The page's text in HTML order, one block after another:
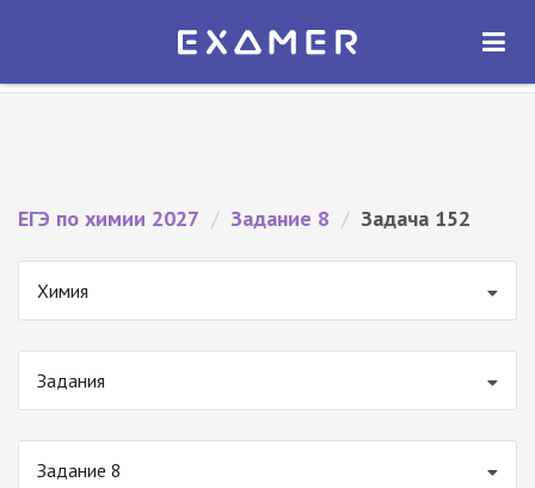
Экзамер — ЕГЭ 2027
ОТКРЫТЬ
ЕГЭ по химии 2027 / Задание 8 / Задача 152
Химия
Задания
Задание 8